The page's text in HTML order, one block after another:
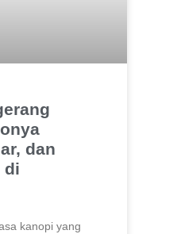
dan
di
kanopi yang